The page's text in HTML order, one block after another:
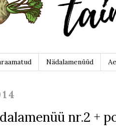
Nädalamenüüd
nr.2 +